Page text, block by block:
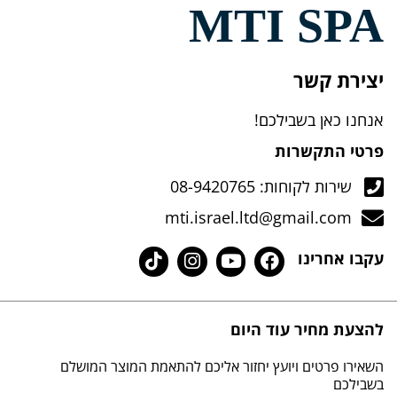
MTI
08-9420765
עוד היום
ויועץ יחזור אליכם להתאמת המוצר המושלם